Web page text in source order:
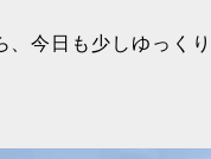
今日も少しゆっくり